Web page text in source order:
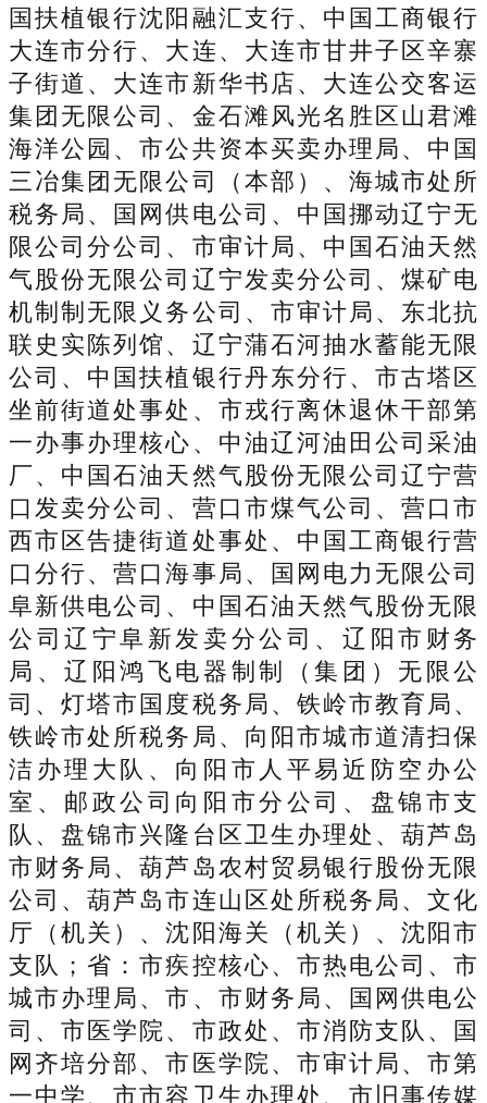
国扶植银行沈阳融汇支行、中国工商银行
大连市分行、大连、大连市甘井子区辛寨
子街道、大连市新华书店、大连公交客运
集团无限公司、金石滩风光名胜区山君滩
海洋公园、市公共资本买卖办理局、中国
三冶集团无限公司（本部）、海城市处所
税务局、国网供电公司、中国挪动辽宁无
限公司分公司、市审计局、中国石油天然
气股份无限公司辽宁发卖分公司、煤矿电
机制制无限义务公司、市审计局、东北抗
联史实陈列馆、辽宁蒲石河抽水蓄能无限
公司、中国扶植银行丹东分行、市古塔区
坐前街道处事处、市戎行离休退休干部第
一办事办理核心、中油辽河油田公司采油
厂、中国石油天然气股份无限公司辽宁营
口发卖分公司、营口市煤气公司、营口市
西市区告捷街道处事处、中国工商银行营
口分行、营口海事局、国网电力无限公司
阜新供电公司、中国石油天然气股份无限
公司辽宁阜新发卖分公司、辽阳市财务
局、辽阳鸿飞电器制制（集团）无限公
司、灯塔市国度税务局、铁岭市教育局、
铁岭市处所税务局、向阳市城市道清扫保
洁办理大队、向阳市人平易近防空办公
室、邮政公司向阳市分公司、盘锦市支
队、盘锦市兴隆台区卫生办理处、葫芦岛
市财务局、葫芦岛农村贸易银行股份无限
公司、葫芦岛市连山区处所税务局、文化
厅（机关）、沈阳海关（机关）、沈阳市
支队；省：市疾控核心、市热电公司、市
城市办理局、市、市财务局、国网供电公
司、市医学院、市政处、市消防支队、国
网齐培分部、市医学院、市审计局、市第
一中学、市市容卫生办理处、市旧事传媒